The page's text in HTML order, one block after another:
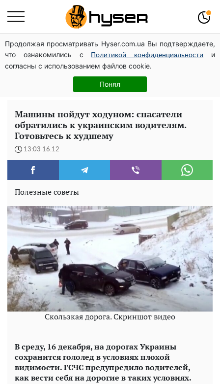
Продолжая просматривать Hyser.com.ua Вы подтверждаете,
что ознакомились с
Политикой конфиденциальности
и
согласны с использованием файлов cookie.
Понял
Гола Олена Тополя у цікавих позах змусила відвисати
щелепи: злив відео – було лише початком
Весь секрет в одній таблетці аспірину: рецепт хрумкої
та соковитої капусти на зиму. Навіть п'яти банок вам
Машины пойдут ходуном: спасатели
обратились к украинским водителям.
Готовьтесь к худшему
13:03 16.12
Полезные советы
Скользкая дорога. Скриншот видео
В среду, 16 декабря, на дорогах Украины
сохранится гололед в условиях плохой
видимости. ГСЧС предупредило водителей,
как вести себя на дорогие в таких условиях.